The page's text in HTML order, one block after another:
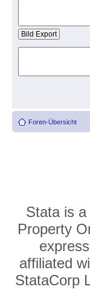
Foren-Übersicht
Stata is
Property
affiliated
StataCorp